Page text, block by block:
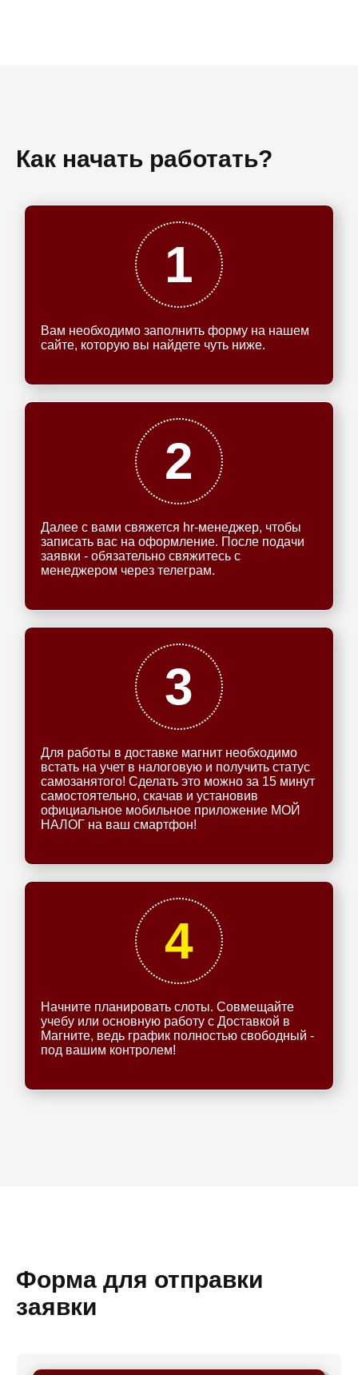
Как начать работать?
1
Вам необходимо заполнить форму на нашем
сайте, которую вы найдете чуть ниже.
2
Далее с вами свяжется hr-менеджер, чтобы
записать вас на оформление. После подачи
заявки - обязательно свяжитесь с
менеджером через телеграм.
3
Для работы в доставке магнит необходимо
встать на учет в налоговую и получить статус
самозанятого! Сделать это можно за 15 минут
самостоятельно, скачав и установив
официальное мобильное приложение МОЙ
НАЛОГ на ваш смартфон!
4
Начните планировать слоты. Совмещайте
учебу или основную работу с Доставкой в
Магните, ведь график полностью свободный -
под вашим контролем!
Форма для отправки
заявки